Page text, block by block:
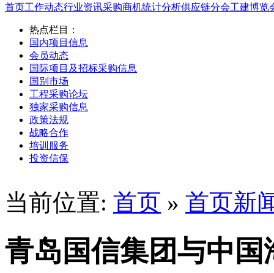
首页工作动态行业资讯采购商机统计分析供应链分会工建博览
热点栏目：
国内项目信息
会员动态
国际项目及招标采购信息
国别市场
工程采购论坛
独家采购信息
政策法规
战略合作
培训服务
投资信保
当前位置: 首页 » 首页新
青岛国信集团与中